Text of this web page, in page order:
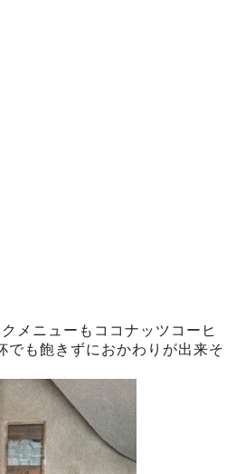
クメニューもココナッツコーヒ
でも飽きずにおかわりが出来そ